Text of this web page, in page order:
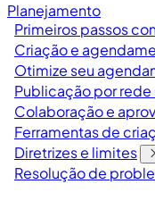
Planejamento
Primeiros passos
Criação e
Otimize seu
Publicação por rede
Colaboração e
Ferramentas de
Diretrizes e limites
Resolução de